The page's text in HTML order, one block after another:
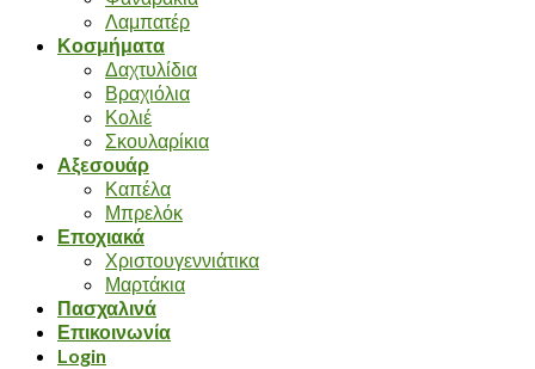
Λαμπατέρ
Κοσμήματα
Δαχτυλίδια
Βραχιόλια
Κολιέ
Σκουλαρίκια
Αξεσουάρ
Καπέλα
Μπρελόκ
Εποχιακά
Χριστουγεννιάτικα
Μαρτάκια
Πασχαλινά
Επικοινωνία
Login